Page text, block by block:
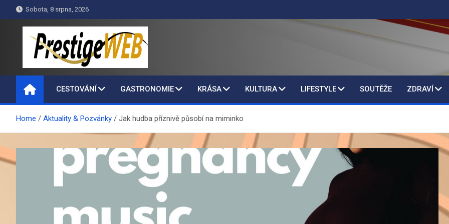
to
Sobota, 8 srpna, 2026
PrestigeWEB
CESTOVÁNÍ GASTRONOMIE KRÁSA KULTURA LIFESTYLE SOUTĚŽE ZDRAVÍ
Home Aktuality & Pozvánky Jak hudba příznivě působí na miminko